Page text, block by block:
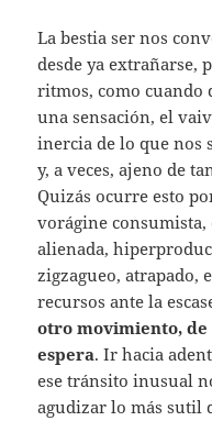
La bestia ser nos
desde ya extrañarse,
ritmos, como cuando
una sensación, el
inercia de lo que nos
y, a veces, ajeno de
Quizás ocurre esto
vorágine consumista,
alienada,
zigzagueo, atrapado,
recursos ante la
otro movimiento,
espera. Ir hacia
ese tránsito inusual
agudizar lo más sutil